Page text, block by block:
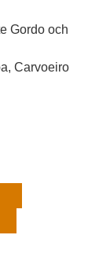
Gordo och
Carvoeiro